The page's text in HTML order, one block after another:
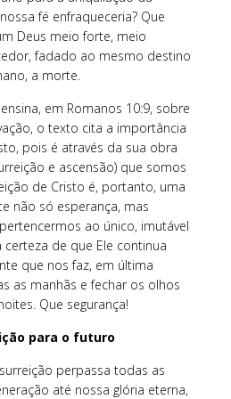
fé enfraqueceria? Que
Deus meio forte, meio
fadado ao mesmo destino
a morte.
em Romanos 10:9, sobre
o texto cita a importância
pois é através da sua obra
e ascensão) que somos
de Cristo é, portanto, uma
não só esperança, mas
ao único, imutável
de que Ele continua
que nos faz, em última
as manhãs e fechar os olhos
Que segurança!
para o futuro
perpassa todas as
até nossa glória eterna,